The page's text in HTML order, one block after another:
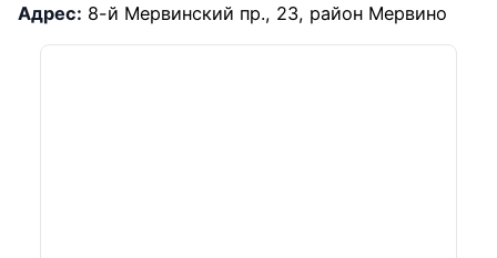
Адрес: 8-й Мервинский пр., 23, район Мервино